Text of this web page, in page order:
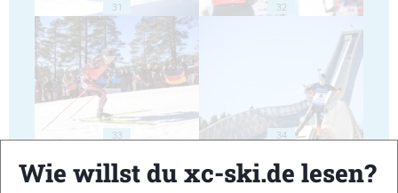
31 32
33 34
Wie willst du xc-ski.de lesen?